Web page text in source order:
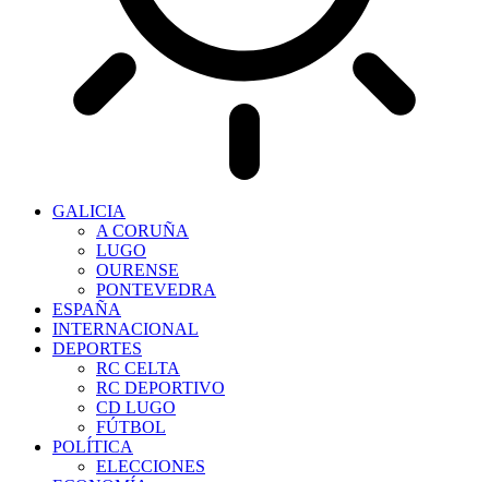
GALICIA
A CORUÑA
LUGO
OURENSE
PONTEVEDRA
ESPAÑA
INTERNACIONAL
DEPORTES
RC CELTA
RC DEPORTIVO
CD LUGO
FÚTBOL
POLÍTICA
ELECCIONES